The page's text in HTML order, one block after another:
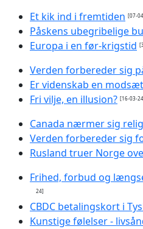
Et kik ind i fremtiden [07-
Påskens ubegribelige
Europa i en før-krigstid
Verden forbereder sig
Er videnskab en
Fri vilje, en illusion? [16-03-
Canada nærmer sig
Verden forbereder sig
Rusland truer Norge
Frihed, forbud og
24]
CBDC betalingskort i
Kunstige følelser -